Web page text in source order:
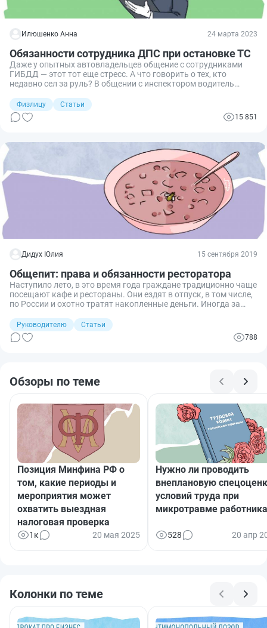
Илюшенко Анна 24 марта 2023
Обязанности сотрудника ДПС при остановке ТС
Даже у опытных автовладельцев общение с сотрудниками
ГИБДД — этот тот еще стресс. А что говорить о тех, кто
недавно сел за руль? В общении с инспектором водитель
необоснованным штрафам. Разбираемся, о каких
обязанностях ДПС при остановке ТС необходимо помнить,
чтобы на равных общаться с инспектором.
Физлицу
Статьи
15 851
Дидух Юлия 15 сентября 2019
Общепит: права и обязанности ресторатора
Наступило лето, в это время года граждане традиционно чаще
посещают кафе и рестораны. Они ездят в отпуск, в том числе,
по России и охотно тратят накопленные деньги. Иногда за
многого от персонала или администрации ресторана. Мы
расскажем, какие права есть у гостей, и как рестораторам
избежать лишних проблем.
Руководителю
Статьи
788
Обзоры по теме
Позиция Минфина РФ о
том, какие периоды и
мероприятия может
охватить выездная
налоговая проверка
1к 20 мая 2025
Нужно ли проводить
внеплановую
условий труда при
микротравме
528 20 апр
Колонки по теме